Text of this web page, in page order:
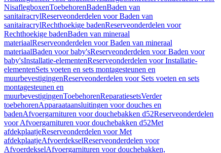
NisaflegboxenToebehorenBadenBaden van
sanitairacrylReserveonderdelen voor Baden van
sanitairacrylRechthoekige badenReserveonderdelen voor
Rechthoekige badenBaden van mineraal
materiaalReserveonderdelen voor Baden van mineraal
materiaalBaden voor baby'sReserveonderdelen voor Baden voor
baby'sInstallatie-elementenReserveonderdelen voor Installatie-
elementenSets voeten en sets montagesteunen en
muurbevestigingenReserveonderdelen voor Sets voeten en sets
montagesteunen en
muurbevestigingenToebehorenReparatiesetsVerder
toebehorenApparaataansluitingen voor douches en
badenAfvoergarnituren voor douchebakken d52Reserveonderdelen
voor Afvoergarnituren voor douchebakken d52Met
afdekplaatjeReserveonderdelen voor Met
afdekplaatjeAfvoerdekselReserveonderdelen voor
AfvoerdekselAfvoergarnituren voor douchebakken,